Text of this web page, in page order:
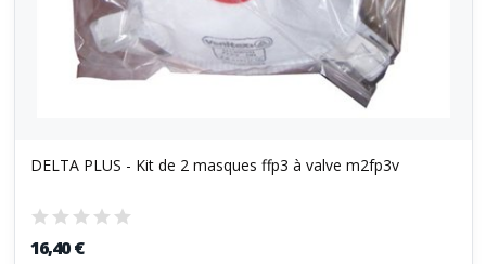
DELTA PLUS - Kit de 2 masques ffp3 à valve m2fp3v
16,40 €